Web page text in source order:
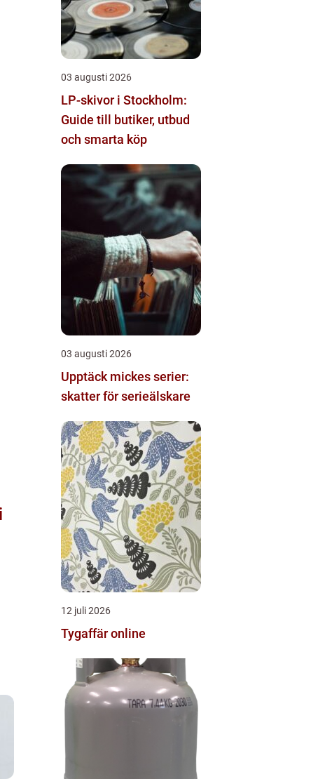
03 augusti 2026
LP-skivor i Stockholm:
Guide till butiker, utbud
och smarta köp
03 augusti 2026
Upptäck mickes serier:
skatter för serieälskare
12 juli 2026
Tygaffär online